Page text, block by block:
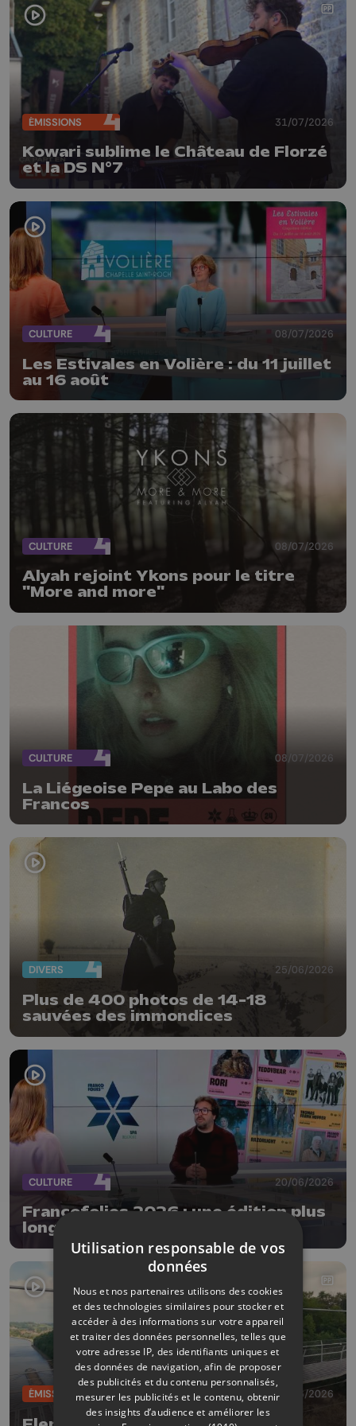
ÉMISSIONS 31/07/2026
Kowari sublime le Château de Florzé
et la DS N°7
CULTURE 08/07/2026
Les Estivales en Volière : du 11 juillet
au 16 août
CULTURE 08/07/2026
Alyah rejoint Ykons pour le titre
"More and more"
CULTURE 08/07/2026
La Liégeoise Pepe au Labo des
Francos
DIVERS 25/06/2026
Plus de 400 photos de 14-18
sauvées des immondices
CULTURE 20/06/2026
Francofolies 2026 : une édition plus
longue sur un site revisité
ÉMISSIONS 19/06/2026
Utilisation responsable de vos
données
Nous et nos partenaires utilisons des cookies
et des technologies similaires pour stocker et
accéder à des informations sur votre appareil
et traiter des données personnelles, telles que
votre adresse IP, des identifiants uniques et
des données de navigation, afin de proposer
des publicités et du contenu personnalisés,
mesurer les publicités et le contenu, obtenir
des insights d’audience et améliorer les